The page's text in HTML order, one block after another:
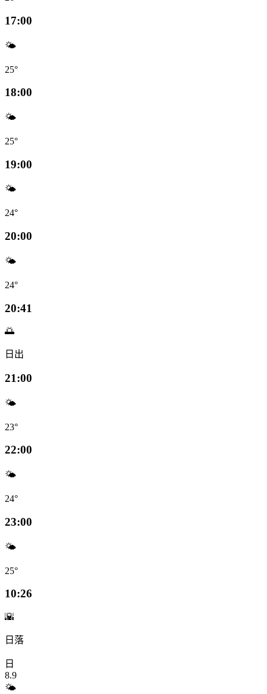
17:00
🌤️
25°
18:00
🌤️
25°
19:00
🌤️
24°
20:00
🌤️
24°
20:41
🌅
日出
21:00
🌤️
23°
22:00
🌤️
24°
23:00
🌤️
25°
10:26
🌇
日落
日
8.9
🌤️